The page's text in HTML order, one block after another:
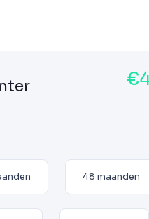
48 maanden